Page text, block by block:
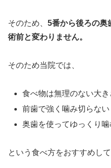
そのため、 5番から後ろの奥
術前と変わりません。
そのため当院では、
食べ物は無理のない大き
前歯で強く噛み切らない
奥歯を使ってゆっくり噛
という食べ方をおすすめして